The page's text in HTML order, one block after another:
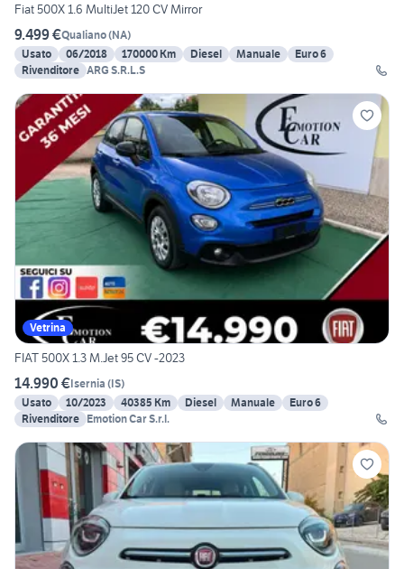
Fiat 500X 1.6 MultiJet 120 CV Mirror
9.499 €Qualiano(NA)
Usato
06/2018 170000 Km Diesel Manuale
Euro 6
Rivenditore ARG S.R.L.S
Vetrina
FIAT 500X 1.3 M.Jet 95 CV -2023
14.990 €Isernia (IS)
Usato
10/2023 40385 Km Diesel Manuale
Euro 6
Rivenditore Emotion Car S.r.l.